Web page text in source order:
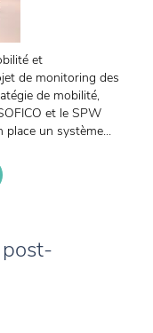
et
de monitoring des
de mobilité,
et le SPW
un système...